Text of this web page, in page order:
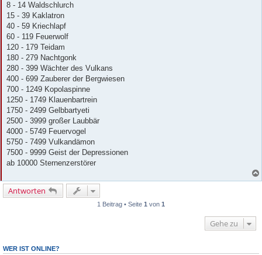
8 - 14 Waldschlurch
15 - 39 Kaklatron
40 - 59 Kriechlapf
60 - 119 Feuerwolf
120 - 179 Teidam
180 - 279 Nachtgonk
280 - 399 Wächter des Vulkans
400 - 699 Zauberer der Bergwiesen
700 - 1249 Kopolaspinne
1250 - 1749 Klauenbartrein
1750 - 2499 Gelbbartyeti
2500 - 3999 großer Laubbär
4000 - 5749 Feuervogel
5750 - 7499 Vulkandämon
7500 - 9999 Geist der Depressionen
ab 10000 Sternenzerstörer
Antworten
1 Beitrag • Seite 1 von 1
Gehe zu
WER IST ONLINE?